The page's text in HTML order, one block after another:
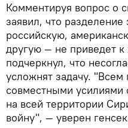
Комментируя вопрос о
заявил, что
российскую,
другую — не приведет
подчеркнул, что
усложнят задачу. "Всем
совместными усилиями
на всей территории
войну", — уверен